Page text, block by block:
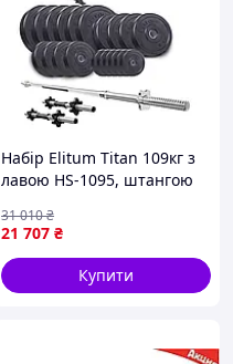
Набір Elitum Titan 109кг з
лавою HS-1095, штангою
21 707 ₴
31 010₴
Купити